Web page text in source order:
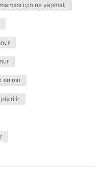
için ne yapmalı
su mu
pişirilir